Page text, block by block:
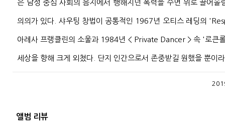
은 남성 중심 사회의 음지에서 행해지던 폭력을 수면 위로 끌어올
의의가 있다. 샤우팅 창법이 공통적인 1967년 오티스 레딩의
아레사 프랭클린의 소울과 1984년 < Private Dancer > 속 '로큰
세상을 향해 크게 외쳤다. 단지 인간으로서 존중받길 원했을 뿐이
앨범 리뷰